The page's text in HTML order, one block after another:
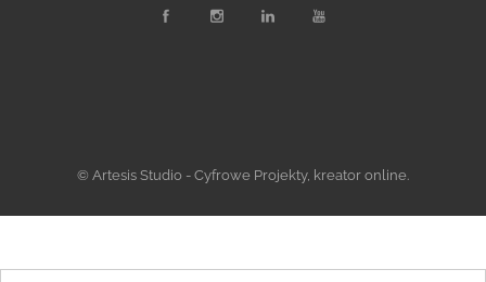
© Artesis Studio - Cyfrowe Projekty, kreator online.